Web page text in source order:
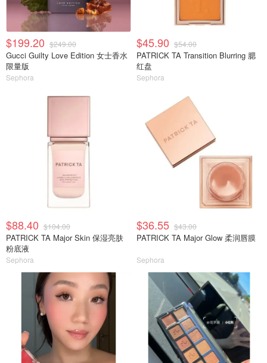
$199.20 $249.00
Gucci Guilty Love Edition 女士香水
限量版
Sephora
$45.90 $54.00
PATRICK TA Transition Blurring 腮
红盘
Sephora
$88.40 $104.00
PATRICK TA Major Skin 保湿亮肤
粉底液
Sephora
$36.55 $43.00
PATRICK TA Major Glow 柔润唇膜
Sephora